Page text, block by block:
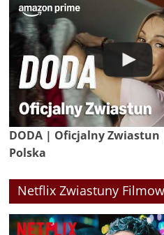
DODA | Oficjalny Zwiastun
Polska
Netflix Zwiastuny